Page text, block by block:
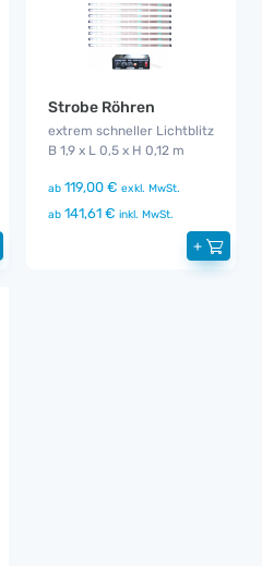
Strobe Röhren
extrem schneller Lichtblitz
B 1,9 x L 0,5 x H 0,12 m
ab 119,00 € exkl. MwSt.
ab 141,61 € inkl. MwSt.
+